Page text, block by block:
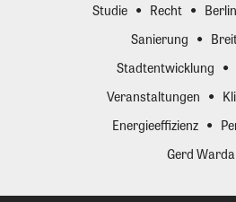
Studie
Recht Berlin
Sanierung
Stadtentwicklung
Veranstaltungen
Energieeffizienz
Gerd Warda